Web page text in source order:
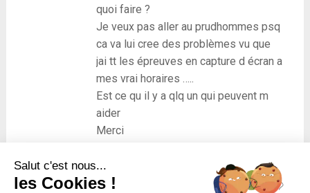
quoi faire ?
Je veux pas aller au prudhommes psq
ca va lui cree des problèmes vu que
jai tt les épreuves en capture d écran a
mes vrai horaires …..
Est ce qu il y a qlq un qui peuvent m
aider
Merci
Salut c'est nous...
les Cookies !